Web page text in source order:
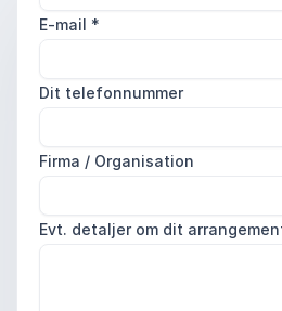
E-mail *
Dit telefonnummer
Firma / Organisation
Evt. detaljer om dit